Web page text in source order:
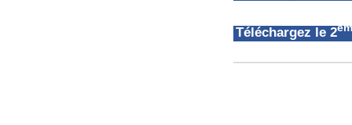
Téléchargez le 2